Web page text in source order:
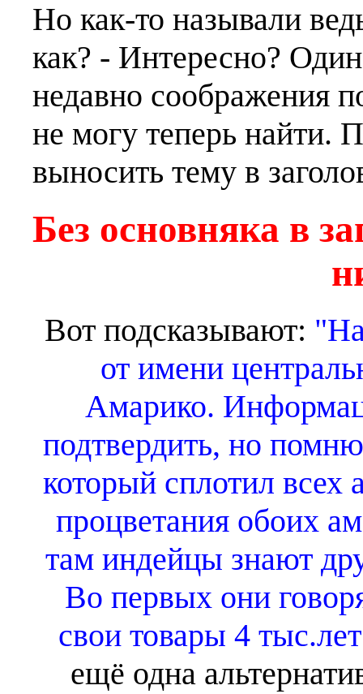
Но как-то называли
как? - Интересно?
недавно соображения
не могу теперь найти.
выносить тему в
Без основняка в
Вот подсказывают:
от имени
Амарико.
подтвердить, но
который сплотил всех
процветания обоих
там индейцы знают
Во первых они
свои товары 4
ещё одна